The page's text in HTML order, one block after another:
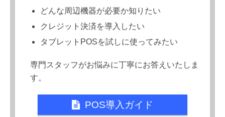
どんな周辺機器が必要か知りたい
クレジット決済を導入したい
タブレットPOSを試しに使ってみたい
専門スタッフがお悩みに丁寧にお答えいたしま
す。
POS導入ガイド